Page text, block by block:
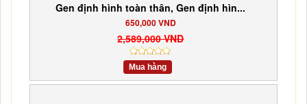
Gen định hình toàn thân, Gen định hìn...
650,000 VND
2,589,000 VND
Mua hàng